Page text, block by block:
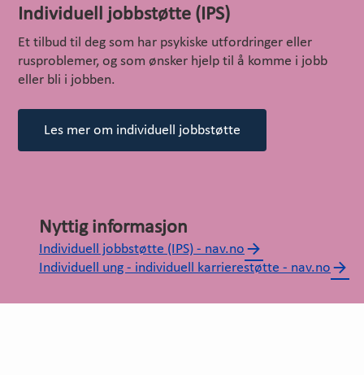
Individuell jobbstøtte (IPS)
Et tilbud til deg som har psykiske utfordringer eller
rusproblemer, og som ønsker hjelp til å komme i jobb
eller bli i jobben.
Les mer om individuell jobbstøtte
Nyttig informasjon
Individuell jobbstøtte (IPS) - nav.no
Individuell ung - individuell karrierestøtte - nav.no